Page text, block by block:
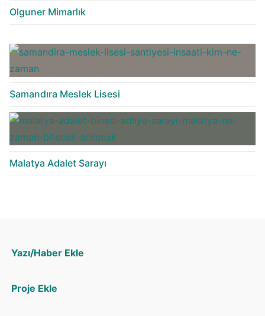
Olguner Mimarlık
Samandıra Meslek Lisesi
Malatya Adalet Sarayı
Yazı/Haber Ekle
Proje Ekle